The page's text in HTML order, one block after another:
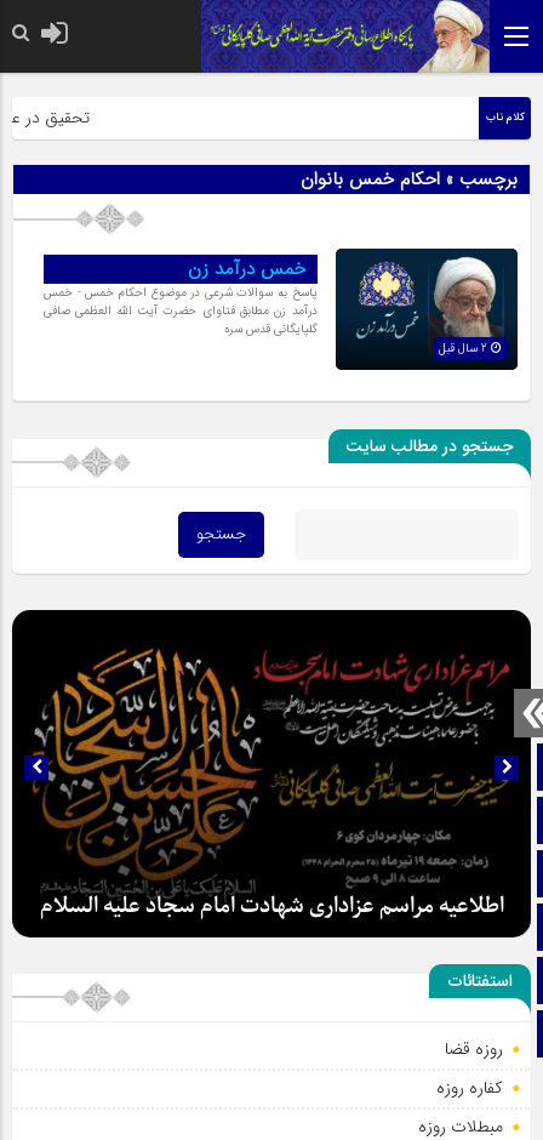
صفحه نخست
آپارات
اینستاگرام
کلام ناب تحقیق در
برچسب » احکام خمس بانوان
خمس درآمد زن
پاسخ به سوالات شرعی در موضوع احکام خمس - خمس
درآمد زن مطابق فتاوای حضرت آیت الله العظمی صافی
گلپایگانی قدس سره
جستجو در مطالب سایت
اطلاعیه مراسم عزاداری شهادت امام سجاد علیه السلام
استفتائات
روزه قضا
کفاره روزه
مبطلات روزه